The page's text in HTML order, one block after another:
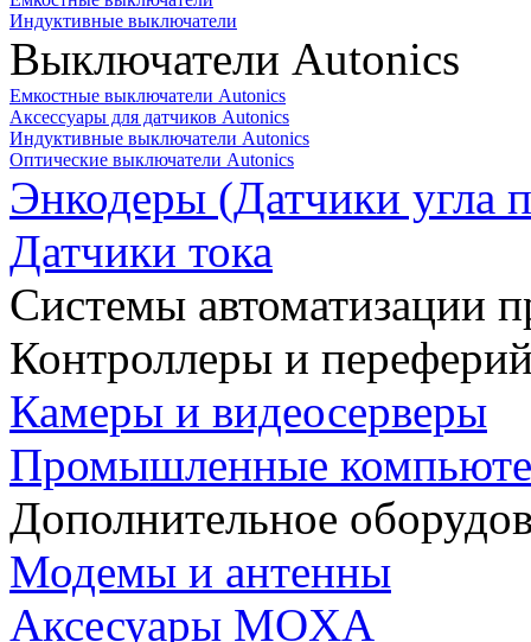
Индуктивные выключатели
Выключатели Autonics
Емкостные выключатели Autonics
Аксессуары для датчиков Autonics
Индуктивные выключатели Autonics
Оптические выключатели Autonics
Энкодеры (Датчики угла
Датчики тока
Системы автоматизации
Контроллеры и
Камеры и видеосерверы
Промышленные
Дополнительное
Модемы и антенны
Аксесуары MOXA